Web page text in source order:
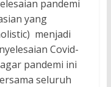
pandemi
yang
menjadi
Covid-
pandemi ini
seluruh